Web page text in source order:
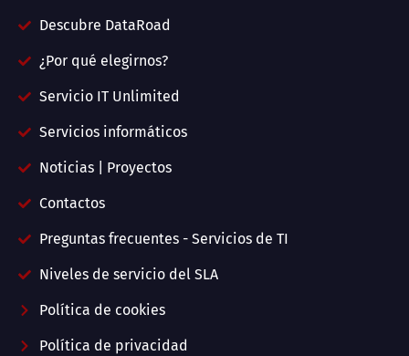
Descubre DataRoad
¿Por qué elegirnos?
Servicio IT Unlimited
Servicios informáticos
Noticias | Proyectos
Contactos
Preguntas frecuentes - Servicios de TI
Niveles de servicio del SLA
Política de cookies
Política de privacidad